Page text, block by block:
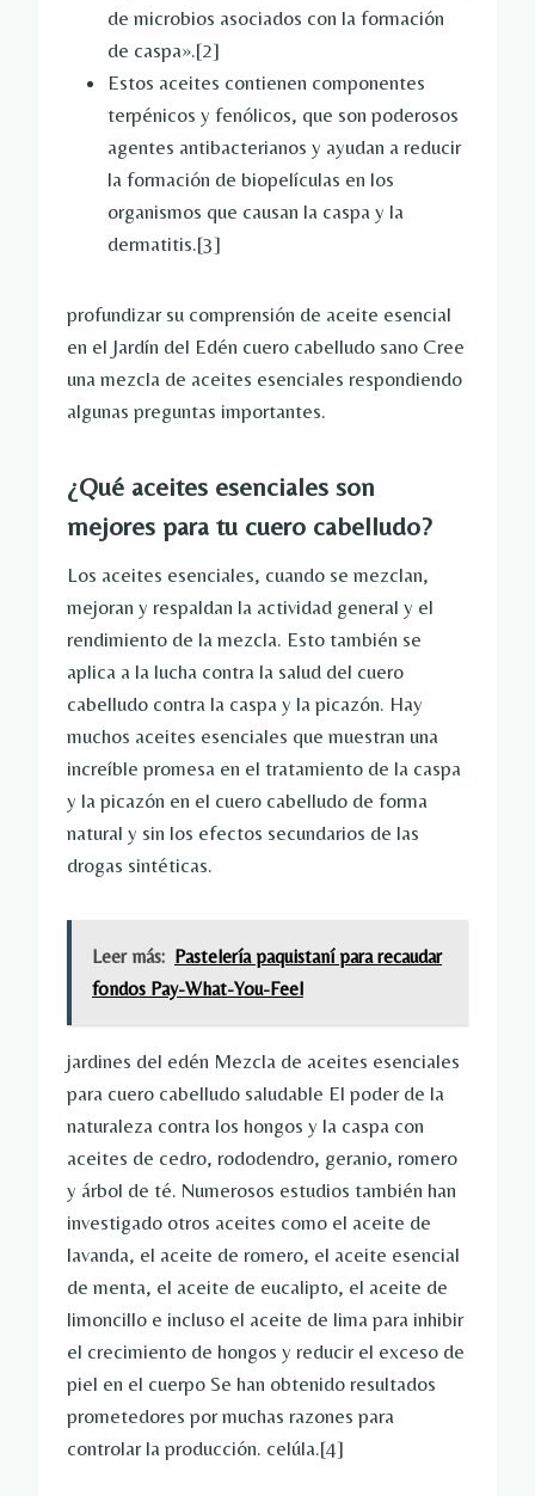
de microbios asociados con la formación
de caspa».[2]
Estos aceites contienen componentes
terpénicos y fenólicos, que son poderosos
agentes antibacterianos y ayudan a reducir
la formación de biopelículas en los
organismos que causan la caspa y la
dermatitis.[3]
profundizar su comprensión de aceite esencial
en el Jardín del Edén cuero cabelludo sano Cree
una mezcla de aceites esenciales respondiendo
algunas preguntas importantes.
¿Qué aceites esenciales son
mejores para tu cuero cabelludo?
Los aceites esenciales, cuando se mezclan,
mejoran y respaldan la actividad general y el
rendimiento de la mezcla. Esto también se
aplica a la lucha contra la salud del cuero
cabelludo contra la caspa y la picazón. Hay
muchos aceites esenciales que muestran una
increíble promesa en el tratamiento de la caspa
y la picazón en el cuero cabelludo de forma
natural y sin los efectos secundarios de las
drogas sintéticas.
Leer más: Pastelería paquistaní para recaudar
fondos Pay-What-You-Feel
jardines del edén Mezcla de aceites esenciales
para cuero cabelludo saludable El poder de la
naturaleza contra los hongos y la caspa con
aceites de cedro, rododendro, geranio, romero
y árbol de té. Numerosos estudios también han
investigado otros aceites como el aceite de
lavanda, el aceite de romero, el aceite esencial
de menta, el aceite de eucalipto, el aceite de
limoncillo e incluso el aceite de lima para inhibir
el crecimiento de hongos y reducir el exceso de
piel en el cuerpo Se han obtenido resultados
prometedores por muchas razones para
controlar la producción. celúla.[4]